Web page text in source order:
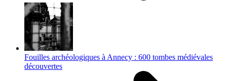
Fouilles archéologiques à Annecy : 600 tombes médiévales
découvertes